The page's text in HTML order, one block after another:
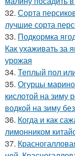
32. Сорта
лучшие сорта
33. Подкормка
Как ухаживать за
урожая
34. Теплый пол
35. Огурцы
кислотой на зиму
водкой на зиму
36. Когда и как
лимонником
37.